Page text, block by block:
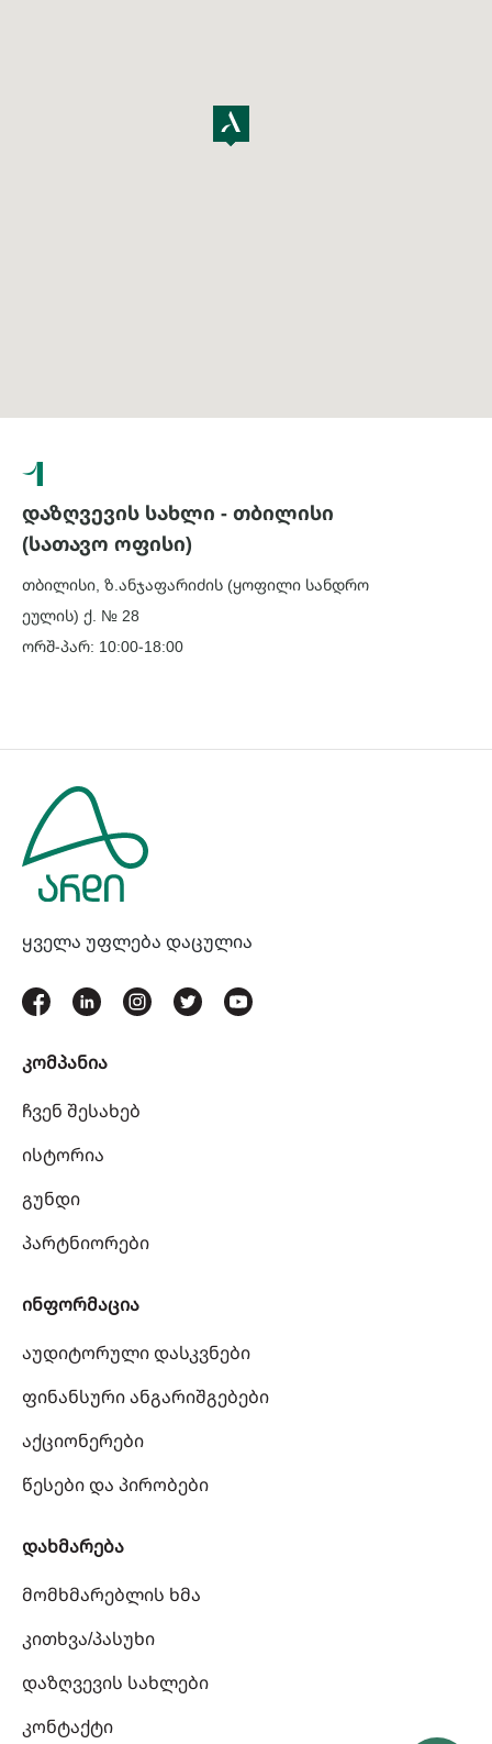
1
დაზღვევის სახლი - თბილისი
(სათავო ოფისი)
თბილისი, ზ.ანჯაფარიძის (ყოფილი სანდრო
ეულის) ქ. № 28
ორშ-პარ: 10:00-18:00
ყველა უფლება დაცულია
კომპანია
ჩვენ შესახებ
ისტორია
გუნდი
პარტნიორები
ინფორმაცია
აუდიტორული დასკვნები
ფინანსური ანგარიშგებები
აქციონერები
წესები და პირობები
დახმარება
მომხმარებლის ხმა
კითხვა/პასუხი
დაზღვევის სახლები
კონტაქტი